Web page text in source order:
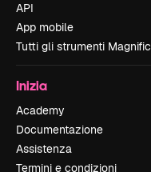
API
App mobile
Tutti gli strumenti Magnific
Inizia
Academy
Documentazione
Assistenza
Termini e condizioni